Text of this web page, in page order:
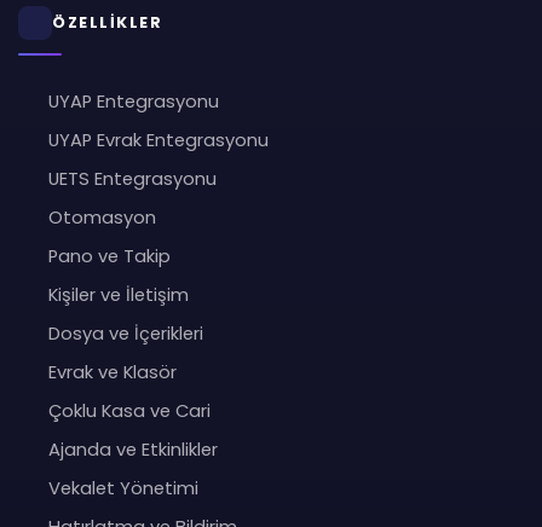
ÖZELLİKLER
UYAP Entegrasyonu
UYAP Evrak Entegrasyonu
UETS Entegrasyonu
Otomasyon
Pano ve Takip
Kişiler ve İletişim
Dosya ve İçerikleri
Evrak ve Klasör
Çoklu Kasa ve Cari
Ajanda ve Etkinlikler
Vekalet Yönetimi